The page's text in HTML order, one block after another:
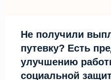
Не получили
путевку? Есть
улучшению
социальной